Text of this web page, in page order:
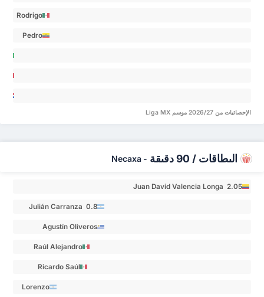
Rodrigo
Pedro
الإحصائيات من 2026/27 موسم Liga MX
البطاقات / 90 دقيقة -
Necaxa
Juan David Valencia Longa 2.05
Julián Carranza 0.8
Agustín Oliveros
Raúl Alejandro
Ricardo Saúl
Lorenzo